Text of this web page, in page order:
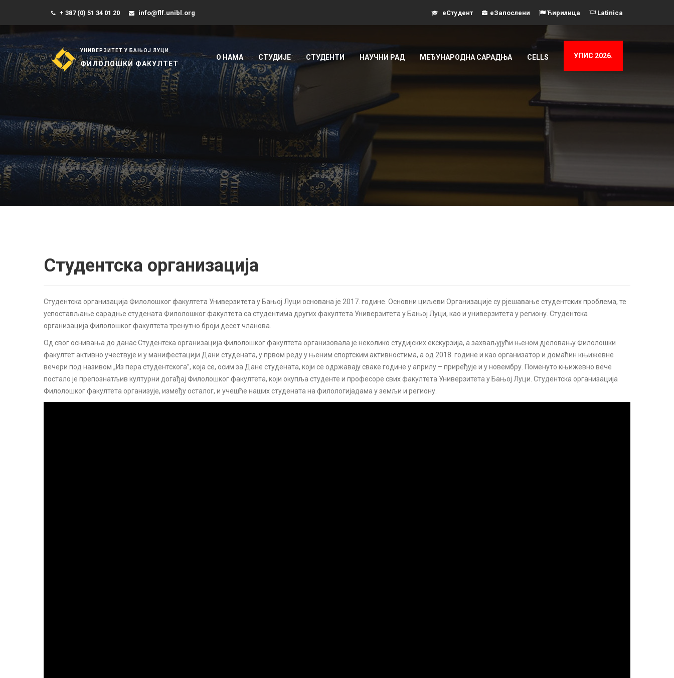
+ 387 (0) 51 34 01 20 info@flf.unibl.org еСтудент еЗапослени Ћирилица Latinica
УНИВЕРЗИТЕТ У БАЊОЈ ЛУЦИ
ФИЛОЛОШКИ ФАКУЛТЕТ
О НАМА СТУДИЈЕ СТУДЕНТИ НАУЧНИ РАД МЕЂУНАРОДНА САРАДЊА CELLS УПИС 2026.
Студентска организација
Студентска организација Филолошког факултета Универзитета у Бањој Луци основана је 2017. године. Основни циљеви Организације су рјешавање студентских проблема, те
успостављање сарадње студената Филолошког факултета са студентима других факултета Универзитета у Бањој Луци, као и универзитета у региону. Студентска
организација Филолошког факултета тренутно броји десет чланова.
Од свог оснивања до данас Студентска организација Филолошког факултета организовала је неколико студијских екскурзија, а захваљујући њеном дјеловању Филолошки
факултет активно учествује и у манифестацији Дани студената, у првом реду у њеним спортским активностима, а од 2018. године и као организатор и домаћин књижевне
вечери под називом „Из пера студентскога”, која се, осим за Дане студената, који се одржавају сваке године у априлу – приређује и у новембру. Поменуто књижевно вече
постало је препознатљив културни догађај Филолошког факултета, који окупља студенте и професоре свих факултета Универзитета у Бањој Луци. Студентска организација
Филолошког факултета организује, између осталог, и учешће наших студената на филологијадама у земљи и региону.